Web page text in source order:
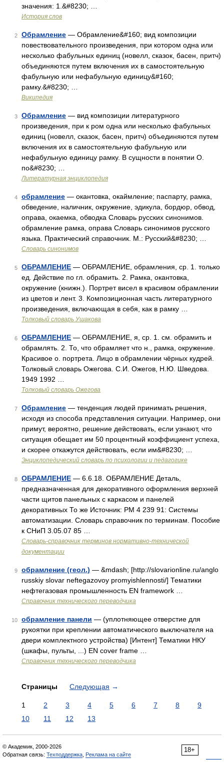
значения: 1.&#8230; …
История слов
2 Обрамление — Обрамление&#160; вид композиции
повествовательного произведения, при котором одна или
несколько фабульных единиц (новелл, сказок, басен, притч)
объединяются путем включения их в самостоятельную
фабульную или нефабульную единицу&#160;
рамку.&#8230; …
Википедия
3 Обрамление — вид композиции литературного
произведения, при к ром одна или несколько фабульных
единиц (новелл, сказок, басен, притч) объединяются путем
включения их в самостоятельную фабульную или
нефабульную единицу рамку. В сущности в понятии О.
по&#8230; …
Литературная энциклопедия
4 обрамление — окантовка, окаймление; паспарту, рамка,
обведение, наличник, окружение, эдикула, бордюр, обвод,
оправа, окаемка, обводка Словарь русских синонимов.
обрамление рамка, оправа Словарь синонимов русского
языка. Практический справочник. М.: Русский&#8230; …
Словарь синонимов
5 ОБРАМЛЕНИЕ — ОБРАМЛЕНИЕ, обрамления, ср. 1. только
ед. Действие по гл. обрамить. 2. Рамка, окантовка,
окружение (книжн.). Портрет висел в красивом обрамлении
из цветов и лент. 3. Композиционная часть литературного
произведения, включающая в себя, как в рамку …
Толковый словарь Ушакова
6 ОБРАМЛЕНИЕ — ОБРАМЛЕНИЕ, я, ср. 1. см. обрамить и
обрамлять. 2. То, что обрамляет что н., рамка, окружение.
Красивое о. портрета. Лицо в обрамлении чёрных кудрей.
Толковый словарь Ожегова. С.И. Ожегов, Н.Ю. Шведова.
1949 1992 …
Толковый словарь Ожегова
7 Обрамление — тенденция людей принимать решения,
исходя из способа представления ситуации. Например, они
примут, вероятно, решение действовать, если узнают, что
ситуация обещает им 50 процентный коэффициент успеха,
и скорее откажутся действовать, если им&#8230; …
Энциклопедический словарь по психологии и педагогике
8 ОБРАМЛЕНИЕ — 6.6.18. ОБРАМЛЕНИЕ Деталь,
предназначенная для декоративного оформления верхней
части щитов панельных с каркасом и панелей
декоративных То же Источник: РМ 4 239 91: Системы
автоматизации. Словарь справочник по терминам. Пособие
к СНиП 3.05.07 85 …
Словарь-справочник терминов нормативно-технической
документации
9 обрамление (геол.) — &mdash; [http://slovarionline.ru/anglo
russkiy slovar neftegazovoy promyishlennosti/] Тематики
нефтегазовая промышленность EN framework …
Справочник технического переводчика
10 обрамление панели — (уплотняющее отверстие для
рукоятки при креплении автоматического выключателя на
двери комплектного устройства) [Интент] Тематики НКУ
(шкафы, пульты, ...) EN cover frame …
Справочник технического переводчика
Страницы Следующая →
1 2 3 4 5 6 7 8
9
10
11 12 13
18+
© Академик, 2000-2026
Обратная связь: Техподдержка Реклама на сайте